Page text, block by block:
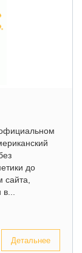
официальном
до
сайта,
Детальнее